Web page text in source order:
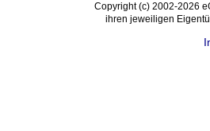
Copyright (c) 2002-2026
ihren jeweiligen